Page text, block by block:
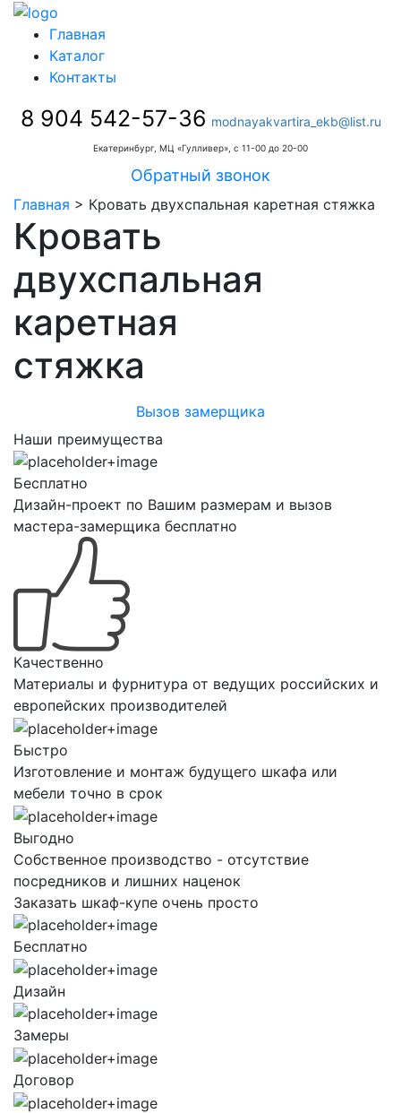
Главная
Каталог
Контакты
8 904 542-57-36 modnayakvartira_ekb@list.ru
Екатеринбург, МЦ «Гулливер», с 11-00 до 20-00
Обратный звонок
Главная > Кровать двухспальная каретная стяжка
Кровать
двухспальная
каретная
стяжка
Вызов замерщика
Наши преимущества
Бесплатно
Дизайн-проект по Вашим размерам и вызов
мастера-замерщика бесплатно
Качественно
Материалы и фурнитура от ведущих российских и
европейских производителей
Быстро
Изготовление и монтаж будущего шкафа или
мебели точно в срок
Выгодно
Собственное производство - отсутствие
посредников и лишних наценок
Заказать шкаф-купе очень просто
Бесплатно
Дизайн
Замеры
Договор